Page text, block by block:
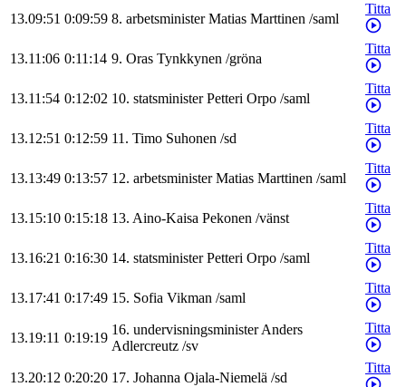
13.09:51 0:09:59 8. arbetsminister Matias Marttinen /saml
Titta
13.11:06 0:11:14 9. Oras Tynkkynen /gröna
Titta
13.11:54 0:12:02 10. statsminister Petteri Orpo /saml
Titta
13.12:51 0:12:59 11. Timo Suhonen /sd
Titta
13.13:49 0:13:57 12. arbetsminister Matias Marttinen /saml
Titta
13.15:10 0:15:18 13. Aino-Kaisa Pekonen /vänst
Titta
13.16:21 0:16:30 14. statsminister Petteri Orpo /saml
Titta
13.17:41 0:17:49 15. Sofia Vikman /saml
Titta
13.19:11 0:19:19
16. undervisningsministerAnders
Adlercreutz /sv
Titta
13.20:12 0:20:20 17. Johanna Ojala-Niemelä /sd
Titta